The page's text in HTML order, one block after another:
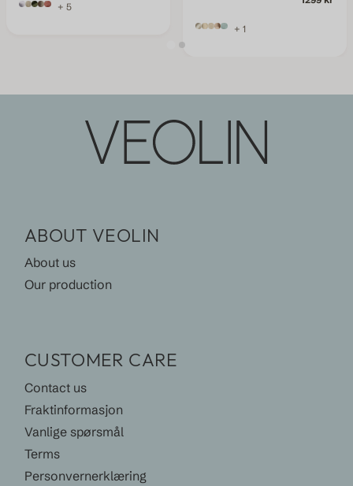
+ 5
+ 1
ABOUT VEOLIN
About us
Our production
CUSTOMER CARE
Contact us
Fraktinformasjon
Vanlige spørsmål
Terms
Personvernerklæring